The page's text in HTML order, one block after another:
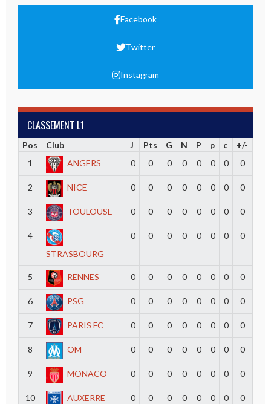
Facebook
Twitter
Instagram
CLASSEMENT L1
Pos Club J Pts G N P p c
+/-
1
ANGERS 0 0 0 0 0 0 0 0
2 NICE 0 0 0 0 0 0 0 0
3 TOULOUSE 0 0 0 0 0 0 0 0
4
STRASBOURG
0 0 0 0 0 0 0 0
5 RENNES 0 0 0 0 0 0 0 0
6 PSG 0 0 0 0 0 0 0 0
7 PARIS FC 0 0 0 0 0 0 0 0
8 OM 0 0 0 0 0 0 0 0
9 MONACO 0 0 0 0 0 0 0 0
10 AUXERRE 0 0 0 0 0 0 0 0